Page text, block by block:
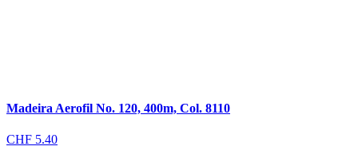
Madeira Aerofil No. 120, 400m, Col. 8110
CHF 5.40